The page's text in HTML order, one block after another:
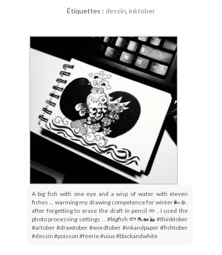
Étiquettes : dessin, inktober
A big fish with one eye and a wisp of water with eleven
fishes … warming my drawing competence for winter 🌬❄ .
after forgetting to erase the draft in pencil ✏ , I used the
photo processing settings . . #bigfish 🐟🐬🐋🐳 #thinktober
#artober #drawtober #wordtober #inkandpaper #fishtober
#dessin #poisson #feerie #uiux #blackandwhite